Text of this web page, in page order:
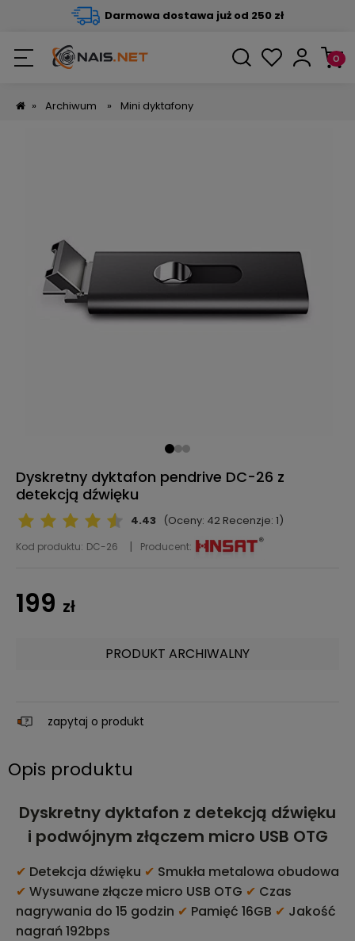
Darmowa dostawa już od 250 zł
» Archiwum » Mini dyktafony
Dyskretny dyktafon pendrive DC-26 z
detekcją dźwięku
4.43 (Oceny: 42 Recenzje: 1)
Kod produktu: DC-26 Producent:
199 zł
PRODUKT ARCHIWALNY
zapytaj o produkt
Opis produktu
Dyskretny dyktafon z detekcją dźwięku
i podwójnym złączem micro USB OTG
✔ Detekcja dźwięku ✔ Smukła metalowa obudowa
✔ Wysuwane złącze micro USB OTG ✔ Czas
nagrywania do 15 godzin ✔ Pamięć 16GB ✔ Jakość
nagrań 192bps